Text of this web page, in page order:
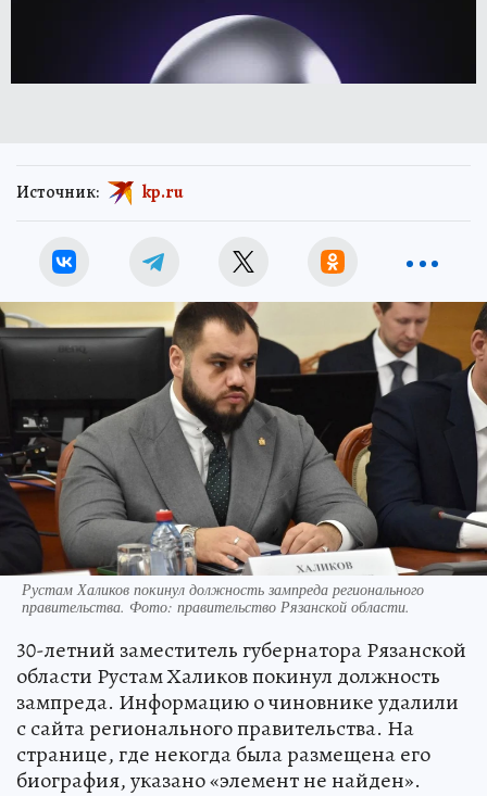
Источник: kp.ru
Рустам Халиков покинул должность зампреда регионального
правительства. Фото: правительство Рязанской области.
30-летний заместитель губернатора Рязанской
области Рустам Халиков покинул должность
зампреда. Информацию о чиновнике удалили
с сайта регионального правительства. На
странице, где некогда была размещена его
биография, указано «элемент не найден».